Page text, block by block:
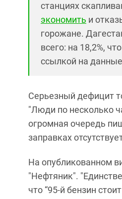
станциях
экономить и
горожане.
всего: на 18,2%,
ссылкой на
Серьезный дефицит
"Люди по несколько
огромная очередь
заправках
На опубликованном
"Нефтяник".
что “95-й бензин